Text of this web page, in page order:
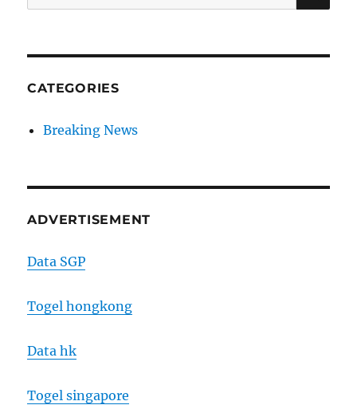
for:
CATEGORIES
Breaking News
ADVERTISEMENT
Data SGP
Togel hongkong
Data hk
Togel singapore